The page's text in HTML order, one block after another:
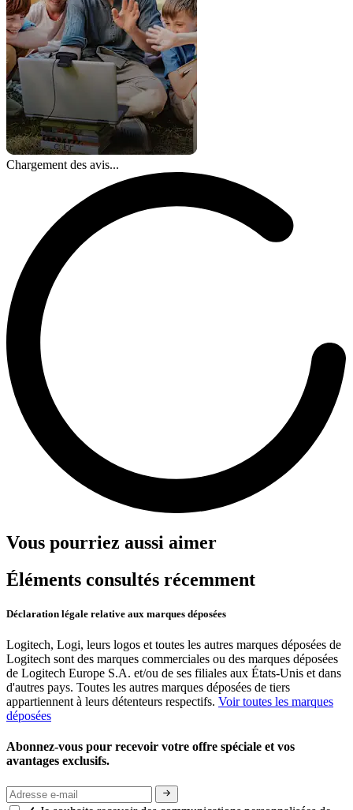
Chargement des avis...
Vous pourriez aussi aimer
Éléments consultés récemment
Déclaration légale relative aux marques déposées
Logitech, Logi, leurs logos et toutes les autres marques déposées de
Logitech sont des marques commerciales ou des marques déposées
de Logitech Europe S.A. et/ou de ses filiales aux États-Unis et dans
d'autres pays. Toutes les autres marques déposées de tiers
appartiennent à leurs détenteurs respectifs. Voir toutes les marques
déposées
Abonnez-vous pour recevoir votre offre spéciale et vos
avantages exclusifs.